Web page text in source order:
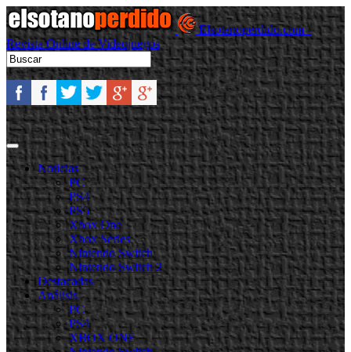
Elsotanoperdido.com -
Revista Online de Videojuegos
Noticias
PC
PS4
PS5
Xbox One
Xbox Series
Nintendo Switch
Nintendo Switch 2
Destacadas
Análisis
PC
PS4
XBOX ONE